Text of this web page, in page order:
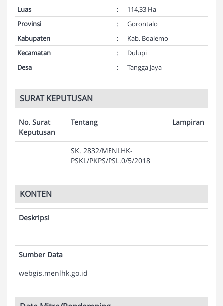
Luas
:
114,33 Ha
Provinsi
:
Gorontalo
Kabupaten
:
Kab. Boalemo
Kecamatan
:
Dulupi
Desa
: Tangga Jaya
SURAT KEPUTUSAN
No. Surat
Keputusan
Tentang Lampiran
SK. 2832/MENLHK-
PSKL/PKPS/PSL.0/5/2018
KONTEN
Deskripsi
Sumber Data
webgis.menlhk.go.id